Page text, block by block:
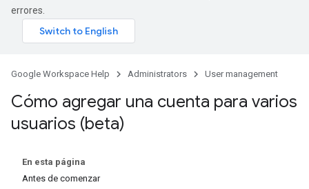
errores.
Google Workspace Help Administrators User management
Cómo agregar una cuenta para varios
usuarios (beta)
En esta página
Antes de comenzar